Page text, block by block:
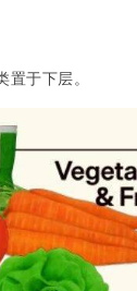
于下层。